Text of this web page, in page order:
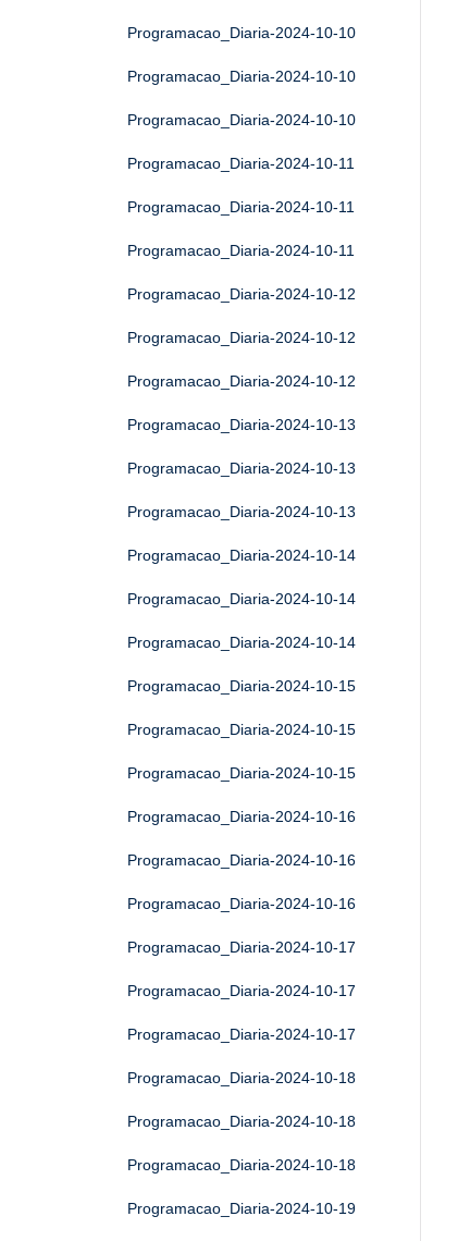
Programacao_Diaria-2024-10-10
Programacao_Diaria-2024-10-10
Programacao_Diaria-2024-10-10
Programacao_Diaria-2024-10-11
Programacao_Diaria-2024-10-11
Programacao_Diaria-2024-10-11
Programacao_Diaria-2024-10-12
Programacao_Diaria-2024-10-12
Programacao_Diaria-2024-10-12
Programacao_Diaria-2024-10-13
Programacao_Diaria-2024-10-13
Programacao_Diaria-2024-10-13
Programacao_Diaria-2024-10-14
Programacao_Diaria-2024-10-14
Programacao_Diaria-2024-10-14
Programacao_Diaria-2024-10-15
Programacao_Diaria-2024-10-15
Programacao_Diaria-2024-10-15
Programacao_Diaria-2024-10-16
Programacao_Diaria-2024-10-16
Programacao_Diaria-2024-10-16
Programacao_Diaria-2024-10-17
Programacao_Diaria-2024-10-17
Programacao_Diaria-2024-10-17
Programacao_Diaria-2024-10-18
Programacao_Diaria-2024-10-18
Programacao_Diaria-2024-10-18
Programacao_Diaria-2024-10-19